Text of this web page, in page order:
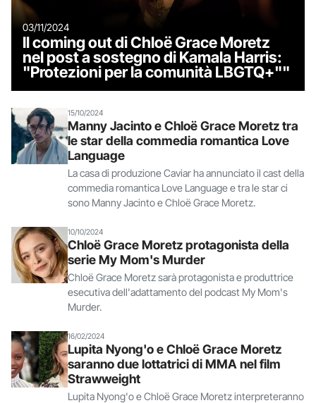
03/11/2024
Il coming out di Chloë Grace Moretz
nel post a sostegno di Kamala Harris:
"Protezioni per la comunità LBGTQ+""
15/10/2024
Manny Jacinto e Chloë Grace Moretz tra
le star della commedia romantica Love
Language
La casa di produzione Caviar ha annunciato il cast della
commedia romantica Love Language e tra le star ci
sono Manny Jacinto e Chloë Grace Moretz.
10/10/2024
Chloë Grace Moretz protagonista della
serie My Mom's Murder
Chloë Grace Moretz sarà protagonista e produttrice
esecutiva dell'adattamento del podcast My Mom's
Murder.
16/02/2024
Lupita Nyong'o e Chloë Grace Moretz
saranno due lottatrici di MMA nel film
Strawweight
Lupita Nyong'o e Chloë Grace Moretz interpreteranno